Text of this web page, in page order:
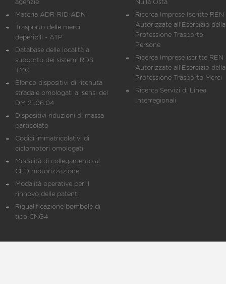
agenzie
Materia ADR-RID-ADN
Trasporto delle merci
deperibili - ATP
Database delle località a
supporto dei sistemi RDS
TMC
Elenco dispositivi di ritenuta
stradale omologati ai sensi del
DM 21.06.04
Dispositivi riduzioni di massa
particolato
Codici immatricolativi di
ciclomotori omologati
Modalità di collegamento al
CED motorizzazione
Modalità operative per il
rinnovo delle patenti
Riqualificazione bombole di
tipo CNG4
Nulla Osta
Ricerca Imprese Iscritte REN
Autorizzate all'Esercizio della
Professione Trasporto
Persone
Ricerca Imprese iscritte REN
Autorizzate all'Esercizio della
Professione Trasporto Merci
Ricerca Servizi di Linea
Interregionali